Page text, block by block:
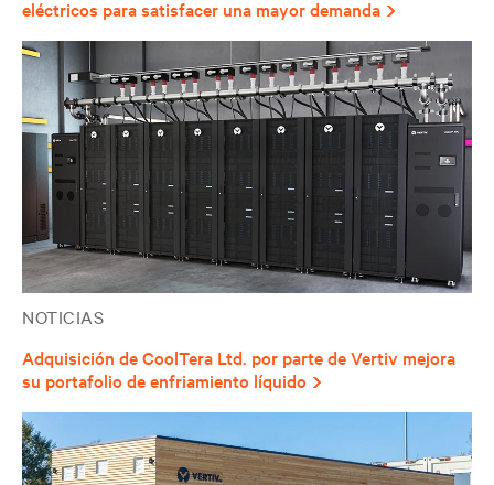
eléctricos para satisfacer una mayor demanda
NOTICIAS
Adquisición de CoolTera Ltd. por parte de Vertiv mejora
su portafolio de enfriamiento líquido